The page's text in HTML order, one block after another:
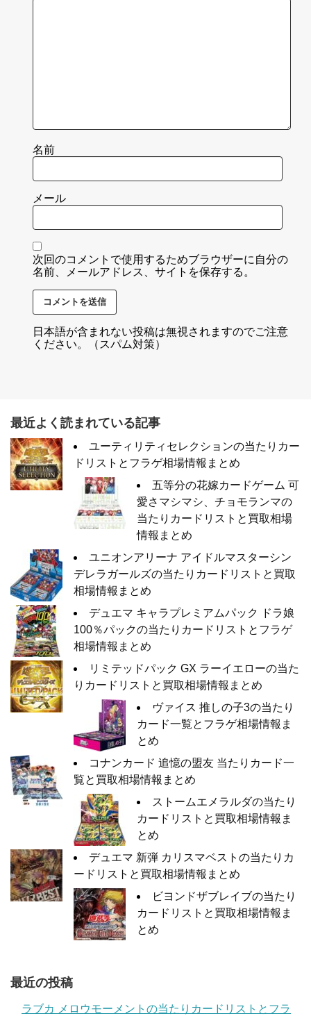
名前
メール
次回のコメントで使用するためブラウザーに自分の
名前、メールアドレス、サイトを保存する。
日本語が含まれない投稿は無視されますのでご注意
ください。（スパム対策）
最近よく読まれている記事
ユーティリティセレクションの当たりカー
ドリストとフラゲ相場情報まとめ
五等分の花嫁カードゲーム 可
愛さマシマシ、チョモランマの
当たりカードリストと買取相場
情報まとめ
ユニオンアリーナ アイドルマスターシン
デレラガールズの当たりカードリストと買取
相場情報まとめ
デュエマ キャラプレミアムパック ドラ娘
100％パックの当たりカードリストとフラゲ
相場情報まとめ
リミテッドパック GX ラーイエローの当た
りカードリストと買取相場情報まとめ
ヴァイス 推しの子3の当たり
カード一覧とフラゲ相場情報ま
とめ
コナンカード 追憶の盟友 当たりカード一
覧と買取相場情報まとめ
ストームエメラルダの当たり
カードリストと買取相場情報ま
とめ
デュエマ 新弾 カリスマベストの当たりカ
ードリストと買取相場情報まとめ
ビヨンドザブレイブの当たり
カードリストと買取相場情報ま
とめ
最近の投稿
ラブカ メロウモーメントの当たりカードリストとフラ